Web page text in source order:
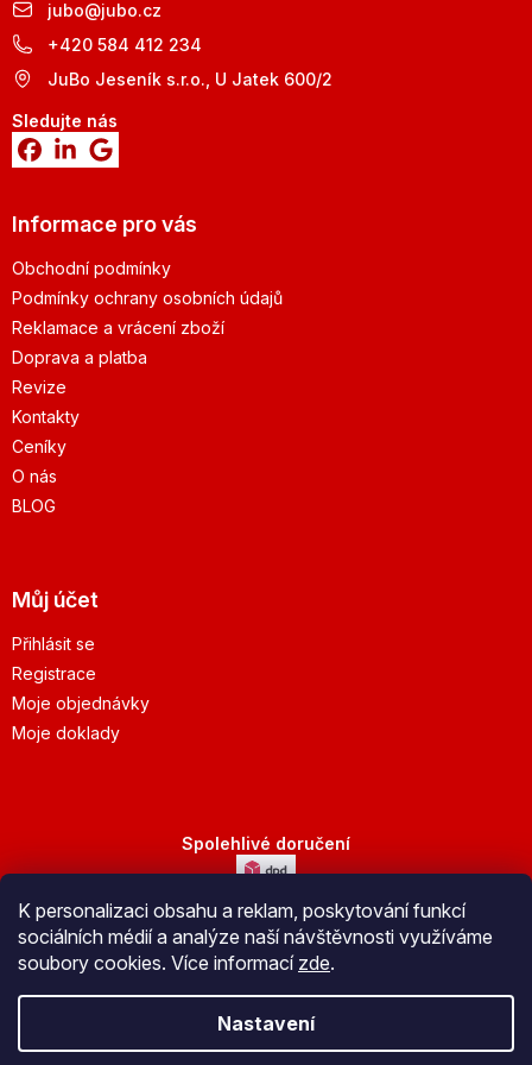
K personalizaci obsahu a reklam, poskytování funkcí
sociálních médií a analýze naší návštěvnosti využíváme
soubory cookies. Více informací zde.
Nastavení
jubo@jubo.cz
+420 584 412 234
JuBo Jeseník s.r.o., U Jatek 600/2
Sledujte nás
Informace pro vás
Obchodní podmínky
Podmínky ochrany osobních údajů
Reklamace a vrácení zboží
Doprava a platba
Revize
Kontakty
Ceníky
O nás
BLOG
Můj účet
Přihlásit se
Registrace
Moje objednávky
Moje doklady
Spolehlivé doručení
Bezpečná platba